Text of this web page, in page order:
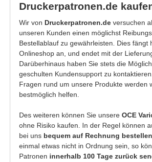
Druckerpatronen.de
Wir von Druckerpatronen.de versuchen
unseren Kunden einen möglichst
Bestellablauf zu gewährleisten. Dies fängt
Onlineshop an, und endet mit der
Darüberhinaus haben Sie stets die
geschulten Kundensupport zu
Fragen rund um unsere Produkte werden
bestmöglich helfen.
Des weiteren können Sie unsere OCE
ohne Risiko kaufen. In der Regel können
bei uns bequem auf Rechnung bestellen
einmal etwas nicht in Ordnung sein, so
Patronen innerhalb 100 Tage zurück